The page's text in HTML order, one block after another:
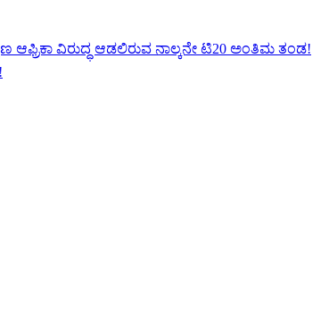
ವಿರುದ್ಧ ಆಡಲಿರುವ ನಾಲ್ಕನೇ ಟಿ20 ಅಂತಿಮ ತಂಡ!